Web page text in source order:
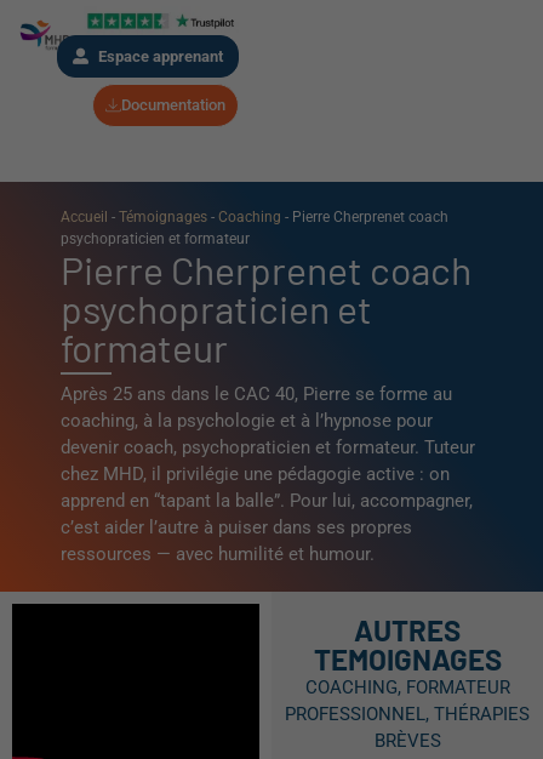
Espace apprenant
Documentation
Accueil - Témoignages - Coaching - Pierre Cherprenet coach
psychopraticien et formateur
Pierre Cherprenet coach
psychopraticien et
formateur
Après 25 ans dans le CAC 40, Pierre se forme au
coaching, à la psychologie et à l’hypnose pour
devenir coach, psychopraticien et formateur. Tuteur
chez MHD, il privilégie une pédagogie active : on
apprend en “tapant la balle”. Pour lui, accompagner,
c’est aider l’autre à puiser dans ses propres
ressources — avec humilité et humour.
AUTRES
TEMOIGNAGES
COACHING, FORMATEUR
PROFESSIONNEL, THÉRAPIES
BRÈVES